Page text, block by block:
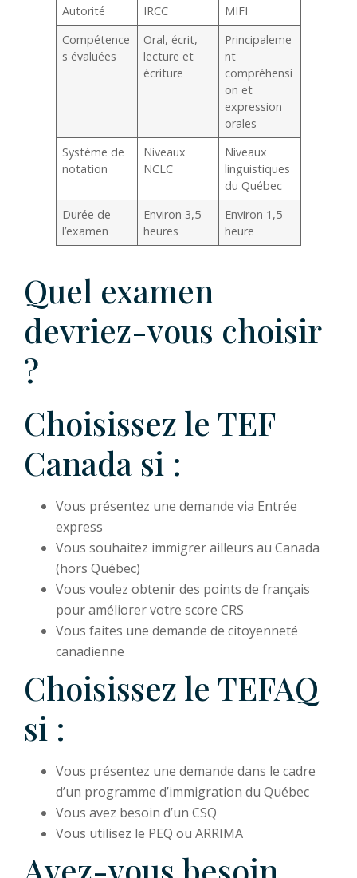
Autorité
IRCC
MIFI
Compétence
s évaluées
Oral, écrit,
lecture et
écriture
Principaleme
nt
compréhensi
on et
expression
orales
Système de
notation
Niveaux
NCLC
Niveaux
linguistiques
du Québec
Durée de
l’examen
Environ 3,5
heures
Environ 1,5
heure
Quel examen
devriez-vous choisir
?
Choisissez le TEF
Canada si :
Vous présentez une demande via Entrée
express
Vous souhaitez immigrer ailleurs au Canada
(hors Québec)
Vous voulez obtenir des points de français
pour améliorer votre score CRS
Vous faites une demande de citoyenneté
canadienne
Choisissez le TEFAQ
si :
Vous présentez une demande dans le cadre
d’un programme d’immigration du Québec
Vous avez besoin d’un CSQ
Vous utilisez le PEQ ou ARRIMA